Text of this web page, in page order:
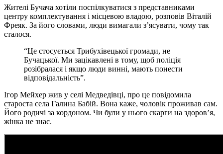
Жителі Бучача хотіли поспілкуватися з представниками
центру комплектування і місцевою владою, розповів Віталій
Фреяк. За його словами, люди вимагали з’ясувати, чому так
сталося.
“Це стосується Трибухівецької громади, не
Бучацької. Ми зацікавлені в тому, щоб поліція
розібралася і якщо люди винні, мають понести
відповідальність”.
Ігор Мейхер жив у селі Медведівці, про це повідомила
староста села Галина Бабій. Вона каже, чоловік проживав сам.
Його родичі за кордоном. Чи були у нього скарги на здоров’я,
жінка не знає.